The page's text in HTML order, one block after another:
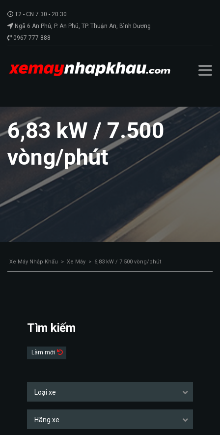
T2 - CN 7.30 - 20:30
Ngã 6 An Phú, P. An Phú, TP. Thuận An, Bình Dương
0967 777 888
6,83 kW / 7.500
vòng/phút
Xe Máy Nhập Khẩu > Xe Máy > 6,83 kW / 7.500 vòng/phút
Tìm kiếm
Làm mới
Loại xe
Hãng xe